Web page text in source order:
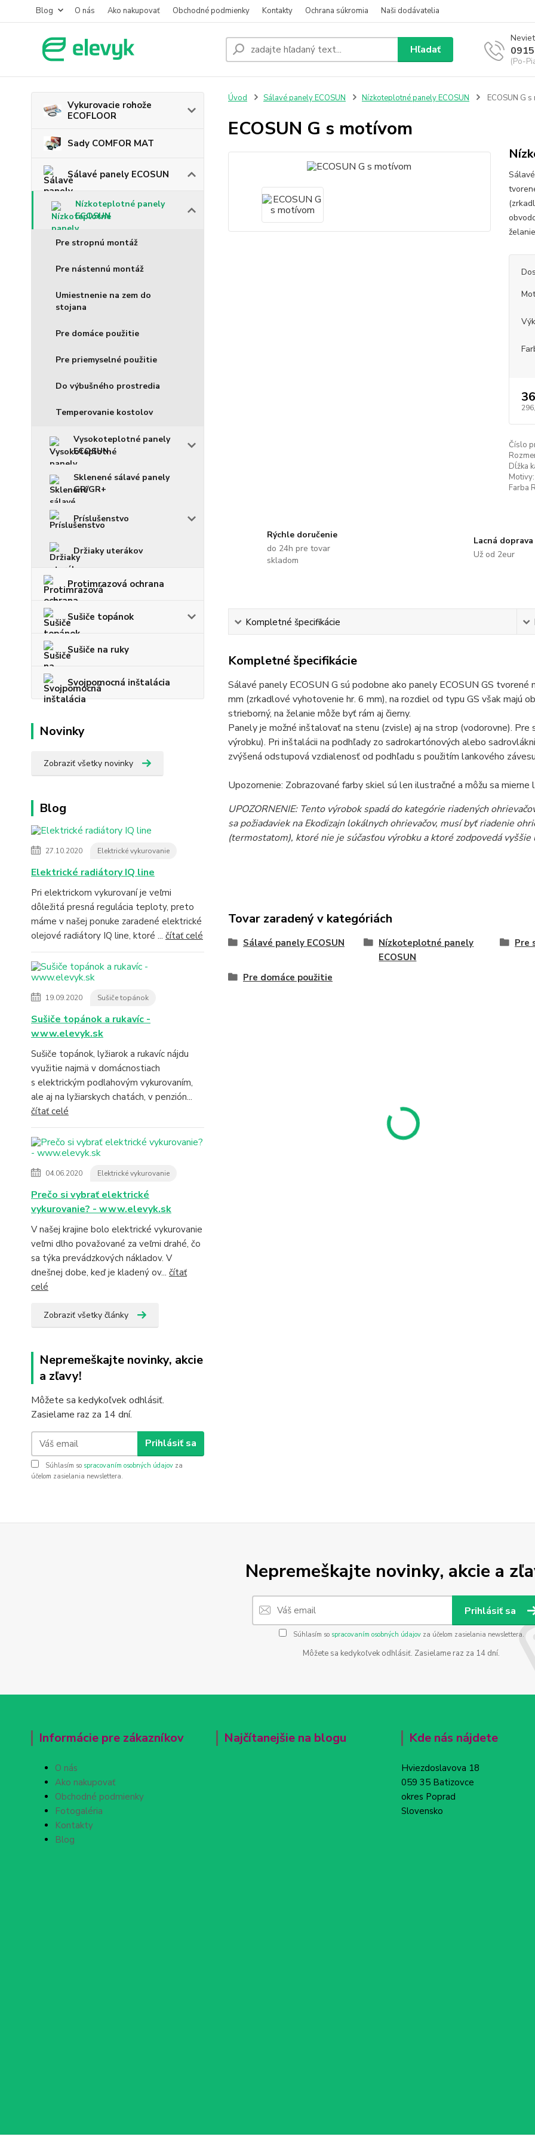
Blog O nás Ako nakupovať Obchodné podmienky Kontakty Ochrana súkromia Naši dodávatelia
Hľadať
(Po-
Vykurovacie rohože
ECOFLOOR
Sady COMFOR MAT
Sálavé panely ECOSUN
Nízkoteplotné panely
ECOSUN
Pre stropnú montáž
Pre nástennú montáž
Umiestnenie na zem do
stojana
Pre domáce použitie
Pre priemyselné použitie
Do výbušného prostredia
Temperovanie kostolov
Vysokoteplotné panely
ECOSUN
Sklenené sálavé panely
GR/GR+
Príslušenstvo
Držiaky uterákov
Protimrazová ochrana
Sušiče topánok
Sušiče na ruky
Svojpomocná inštalácia
Novinky
Zobraziť všetky novinky
Blog
27.10.2020 Elektrické vykurovanie
Elektrické radiátory IQ line
Pri elektrickom vykurovaní je veľmi
dôležitá presná regulácia teploty, preto
máme v našej ponuke zaradené elektrické
olejové radiátory IQ line, ktoré ... čítať celé
19.09.2020 Sušiče topánok
Sušiče topánok a rukavíc -
www.elevyk.sk
Sušiče topánok, lyžiarok a rukavíc nájdu
využitie najmä v domácnostiach
s elektrickým podlahovým vykurovaním,
ale aj na lyžiarskych chatách, v penzión...
čítať celé
04.06.2020 Elektrické vykurovanie
Prečo si vybrať elektrické
vykurovanie? - www.elevyk.sk
V našej krajine bolo elektrické vykurovanie
veľmi dlho považované za veľmi drahé, čo
sa týka prevádzkových nákladov. V
dnešnej dobe, keď je kladený ov... čítať
celé
Zobraziť všetky články
Nepremeškajte novinky, akcie
a zľavy!
Môžete sa kedykoľvek odhlásiť.
Zasielame raz za 14 dní.
Prihlásiť sa
Súhlasím so spracovaním osobných údajov za
účelom zasielania newslettera.
Úvod Sálavé panely ECOSUN Nízkoteplotné panely ECOSUN ECOSUN G
ECOSUN G s motívom
Číslo
Dĺžka
Motivy:
Farba
Rýchle doručenie
do 24h pre tovar
skladom
Lacná doprava
Už od 2eur
Kompletné špecifikácie
Kompletné špecifikácie
Sálavé panely ECOSUN G sú podobne ako panely ECOSUN GS
mm (zrkadlové vyhotovenie hr. 6 mm), na rozdiel od typu GS však majú
strieborný, na želanie môže byť rám aj čierny.
Panely je možné inštalovať na stenu (zvisle) aj na strop (vodorovne).
výrobku). Pri inštalácii na podhľady zo sadrokartónových alebo
zvýšená odstupová vzdialenosť od podhľadu s použitím lankového
Upozornenie: Zobrazované farby skiel sú len ilustračné a môžu sa
UPOZORNENIE: Tento výrobok spadá do kategórie riadených
sa požiadaviek na Ekodizajn lokálnych ohrievačov, musí byť riadenie
(termostatom), ktoré nie je súčasťou výrobku a ktoré zodpovedá vyššie
Tovar zaradený v kategóriách
Sálavé panely ECOSUN
Nízkoteplotné panely
ECOSUN
Pre
Pre domáce použitie
Nepremeškajte novinky, akcie a
Prihlásiť sa
Súhlasím so spracovaním osobných údajovza účelom zasielania newslettera.
Môžete sa kedykoľvek odhlásiť. Zasielame raz za 14 dní.
Informácie pre zákazníkov
O nás
Ako nakupovať
Obchodné podmienky
Fotogaléria
Kontakty
Blog
Najčítanejšie na blogu Kde nás nájdete
Hviezdoslavova 18
059 35 Batizovce
okres Poprad
Slovensko